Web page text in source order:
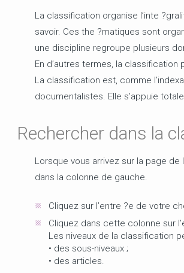
La classification organise l’inte
savoir. Ces the ?matiques sont
une discipline regroupe plusieurs
En d’autres termes, la
La classification est, comme
documentalistes. Elle s’appuie
Rechercher dans la
Lorsque vous arrivez sur la page
dans la colonne de gauche.
Cliquez sur l’entre ?e de votre
Cliquez dans cette colonne sur
Les niveaux de la classification
• des sous-niveaux ;
• des articles.